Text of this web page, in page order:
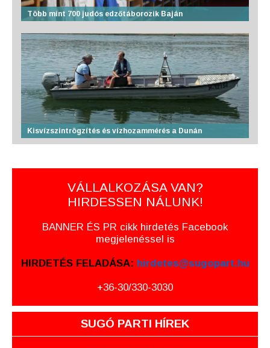
Több mint 700 judós edzőtáborozik Baján
Kisvízszintrögzítés és vízhozammérés a Dunán
VÁLLALKOZÁSA VAN?
HIRDESSEN NÁLUNK!
BANNER ÉS PR cikk hirdetés Facebook
megjelenéssel is
HIRDETÉS FELADÁSA: hirdetes@sugopart.hu
+36-30/330-3030
SUGÓ PARTI HÍREK